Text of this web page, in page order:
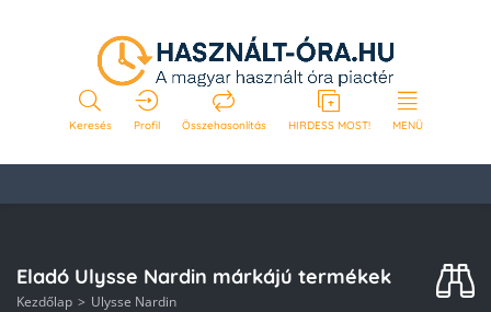
Keresés Profil Összehasonlítás HIRDESS MOST! MENÜ
Eladó Ulysse Nardin márkájú termékek
Kezdőlap Ulysse Nardin